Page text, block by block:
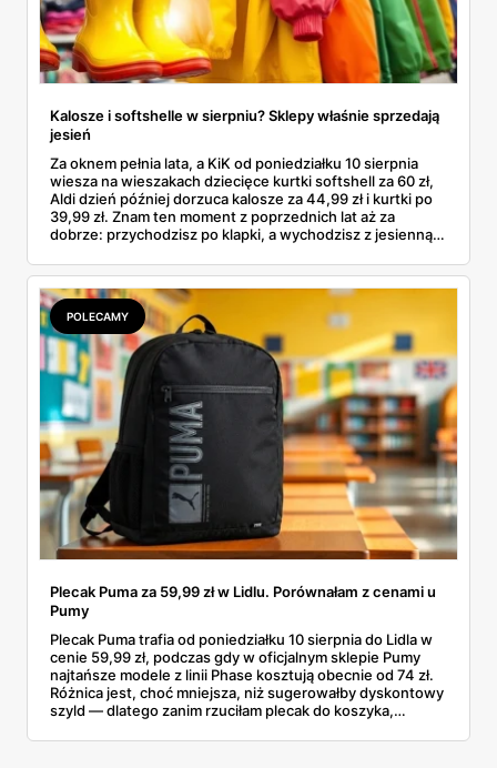
Kalosze i softshelle w sierpniu? Sklepy właśnie sprzedają
jesień
Za oknem pełnia lata, a KiK od poniedziałku 10 sierpnia
wiesza na wieszakach dziecięce kurtki softshell za 60 zł,
Aldi dzień później dorzuca kalosze za 44,99 zł i kurtki po
39,99 zł. Znam ten moment z poprzednich lat aż za
dobrze: przychodzisz po klapki, a wychodzisz z jesienną
pojawi się w gazetkach w przyszłym tygodniu i czy jest
sens kupować jesień, zanim skończą się wakacje.
POLECAMY
Plecak Puma za 59,99 zł w Lidlu. Porównałam z cenami u
Pumy
Plecak Puma trafia od poniedziałku 10 sierpnia do Lidla w
cenie 59,99 zł, podczas gdy w oficjalnym sklepie Pumy
najtańsze modele z linii Phase kosztują obecnie od 74 zł.
Różnica jest, choć mniejsza, niż sugerowałby dyskontowy
szyld — dlatego zanim rzuciłam plecak do koszyka,
rozpiska: co dokładnie sprzedaje Lidl, ile kosztują